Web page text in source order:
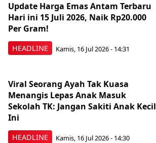
HEADLINE
Update Harga Emas Antam Terbaru
Hari ini 15 Juli 2026, Naik Rp20.000
Per Gram!
Kamis, 16 Jul 2026 - 14:31
HEADLINE
Viral Seorang Ayah Tak Kuasa
Menangis Lepas Anak Masuk
Sekolah TK: Jangan Sakiti Anak Kecil
Ini
Kamis, 16 Jul 2026 - 14:30